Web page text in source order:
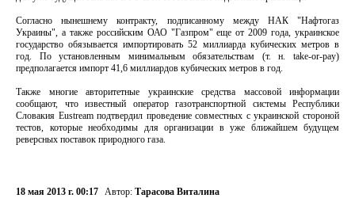
Согласно нынешнему контракту, подписанному между НАК "Нафтогаз
Украины", а также российским ОАО "Газпром" еще от 2009 года, украинское
государство обязывается импортировать 52 миллиарда кубических метров в
год. По установленным минимальным обязательствам (т. н. take-or-pay)
предполагается импорт 41,6 миллиардов кубических метров в год.
Также многие авторитетные украинские средства массовой информации
сообщают, что известный оператор газотранспортной системы Республики
Словакия Eustream подтвердил проведение совместных с украинской стороной
тестов, которые необходимы для организации в уже ближайшем будущем
реверсных поставок природного газа.
18 мая 2013 г. 00:17 Автор: Тарасова Виталина